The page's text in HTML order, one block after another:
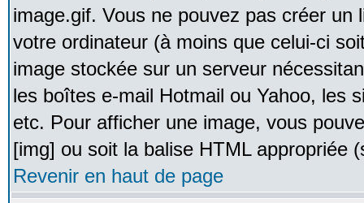
image.gif. Vous ne pouvez pas créer un
votre ordinateur (à moins que celui-ci
image stockée sur un serveur
les boîtes e-mail Hotmail ou Yahoo, les
etc. Pour afficher une image, vous
[img] ou soit la balise HTML appropriée
Revenir en haut de page